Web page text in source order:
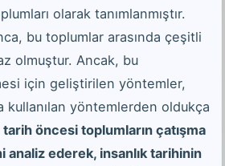
olarak tanımlanmıştır.
bu toplumlar arasında çeşitli
olmuştur. Ancak, bu
için geliştirilen yöntemler,
kullanılan yöntemlerden oldukça
tarih öncesi toplumların çatışma
ederek, insanlık tarihinin